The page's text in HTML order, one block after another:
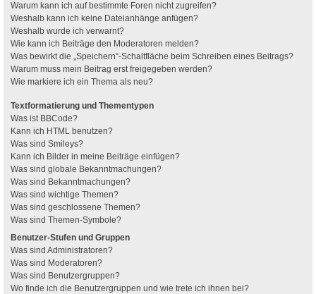
Warum kann ich auf bestimmte Foren nicht zugreifen?
Weshalb kann ich keine Dateianhänge anfügen?
Weshalb wurde ich verwarnt?
Wie kann ich Beiträge den Moderatoren melden?
Was bewirkt die „Speichern“-Schaltfläche beim Schreiben eines Beitrags?
Warum muss mein Beitrag erst freigegeben werden?
Wie markiere ich ein Thema als neu?
Textformatierung und Thementypen
Was ist BBCode?
Kann ich HTML benutzen?
Was sind Smileys?
Kann ich Bilder in meine Beiträge einfügen?
Was sind globale Bekanntmachungen?
Was sind Bekanntmachungen?
Was sind wichtige Themen?
Was sind geschlossene Themen?
Was sind Themen-Symbole?
Benutzer-Stufen und Gruppen
Was sind Administratoren?
Was sind Moderatoren?
Was sind Benutzergruppen?
Wo finde ich die Benutzergruppen und wie trete ich ihnen bei?